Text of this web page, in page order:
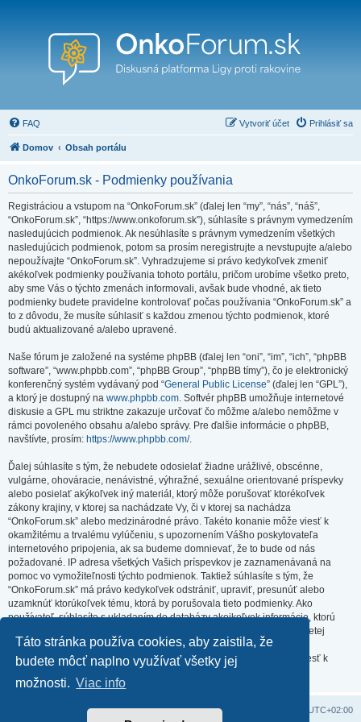
Táto stránka používa cookies, aby zaistila, že
budete môcť naplno využívať všetky jej
možnosti. Viac info
FAQ Prihlásiť sa
Vytvoriť účet
Domov Obsah portálu
OnkoForum.sk - Podmienky používania
Registráciou a vstupom na “OnkoForum.sk” (ďalej len “my”, “nás”, “náš”,
“OnkoForum.sk”, “https://www.onkoforum.sk”), súhlasíte s právnym vymedzením
nasledujúcich podmienok. Ak nesúhlasíte s právnym vymedzením všetkých
nasledujúcich podmienok, potom sa prosím neregistrujte a nevstupujte a/alebo
nepoužívajte “OnkoForum.sk”. Vyhradzujeme si právo kedykoľvek zmeniť
akékoľvek podmienky používania tohoto portálu, pričom urobíme všetko preto,
aby sme Vás o týchto zmenách informovali, avšak bude vhodné, ak tieto
podmienky budete pravidelne kontrolovať počas používania “OnkoForum.sk” a
to z dôvodu, že musíte súhlasiť s každou zmenou týchto podmienok, ktoré
budú aktualizované a/alebo upravené.
Naše fórum je založené na systéme phpBB (ďalej len “oni”, “im”, “ich”, “phpBB
software”, “www.phpbb.com”, “phpBB Group”, “phpBB tímy”), čo je elektronický
konferenčný systém vydávaný pod “General Public License” (ďalej len “GPL”),
a ktorý je dostupný na www.phpbb.com. Softvér phpBB umožňuje internetové
diskusie a GPL mu striktne zakazuje určovať čo môžme a/alebo nemôžme v
rámci povoleného obsahu a/alebo správy. Pre ďalšie informácie o phpBB,
navštívte, prosím: https://www.phpbb.com/.
Ďalej súhlasíte s tým, že nebudete odosielať žiadne urážlivé, obscénne,
vulgárne, ohováracie, nenávistné, výhražné, sexuálne orientované príspevky
alebo posielať akýkoľvek iný materiál, ktorý môže porušovať ktorékoľvek
zákony krajiny, v ktorej sa nachádzate Vy, či v ktorej sa nachádza
“OnkoForum.sk” alebo medzinárodné právo. Takéto konanie môže viesť k
okamžitému a trvalému vylúčeniu, s upozornením Vášho poskytovateľa
internetového pripojenia, ak sa budeme domnievať, že to bude od nás
požadované. IP adresa všetkých Vašich príspevkov je zaznamenávaná na
pomoc vo vymožiteľnosti týchto podmienok. Taktiež súhlasíte s tým, že
“OnkoForum.sk” má právo kedykoľvek odstrániť, upraviť, presunúť alebo
uzamknúť ktorúkoľvek tému, ktorá by porušovala tieto podmienky. Ako
používateľ, súhlasíte s ukladaním do databázy akejkoľvek informácie, ktorú
vložíte. Hoci táto informácia nebude zverejnená/poskytnutá žiadnej tretej
strane bez Vášho súhlasu, ani “OnkoForum.sk” ani phpBB nenesú
zodpovednosť za akýkoľvek pokus o prienik (hacking), ktorý môže viesť k
Obsah portálu UTC+02:00